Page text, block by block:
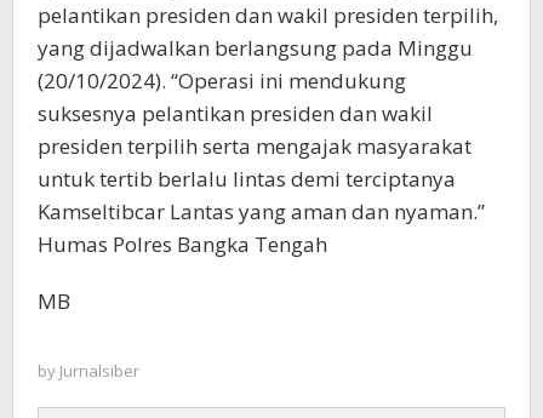
pelantikan presiden dan wakil presiden terpilih,
yang dijadwalkan berlangsung pada Minggu
(20/10/2024). “Operasi ini mendukung
suksesnya pelantikan presiden dan wakil
presiden terpilih serta mengajak masyarakat
untuk tertib berlalu lintas demi terciptanya
Kamseltibcar Lantas yang aman dan nyaman.”
Humas Polres Bangka Tengah
MB
by Jurnalsiber